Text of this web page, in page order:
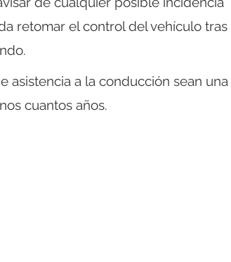
retomar el control del vehículo tras
asistencia a la conducción sean una
cuantos años.